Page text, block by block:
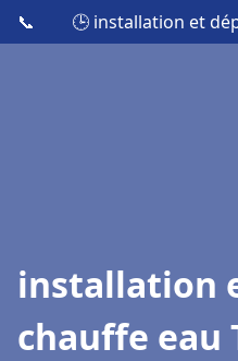
📞 🕒 installation et
installation
chauffe eau